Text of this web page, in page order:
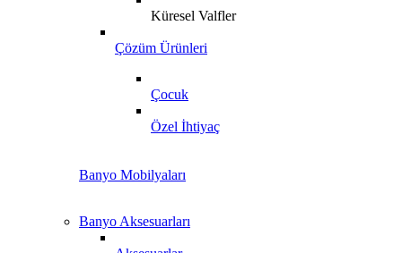
Küresel Valfler
Çözüm Ürünleri
Çocuk
Özel İhtiyaç
Banyo Mobilyaları
Banyo Aksesuarları